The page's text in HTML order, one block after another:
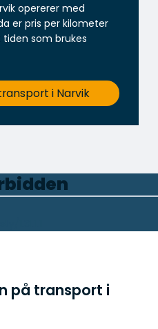
opererer med
er pris per kilometer
som brukes
i Narvik
på transport i